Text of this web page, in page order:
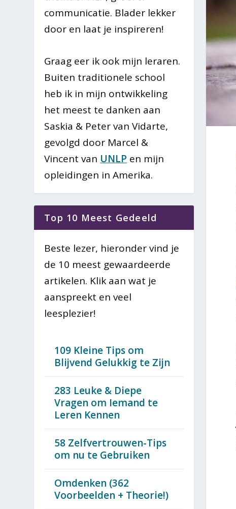
communicatie. Blader lekker
door en laat je inspireren!
Graag eer ik ook mijn leraren.
Buiten traditionele school
heb ik in mijn ontwikkeling
het meest te danken aan
Saskia & Peter van Vidarte,
gevolgd door Marcel &
Vincent van UNLP en mijn
opleidingen in Amerika.
Top 10 Meest Gedeeld
Beste lezer, hieronder vind je
de 10 meest gewaardeerde
artikelen. Klik aan wat je
aanspreekt en veel
leesplezier!
109 Kleine Tips om
Blijvend Gelukkig te Zijn
283 Leuke & Diepe
Vragen om Iemand te
Leren Kennen
58 Zelfvertrouwen-Tips
om nu te Gebruiken
Omdenken (362
Voorbeelden + Theorie!)